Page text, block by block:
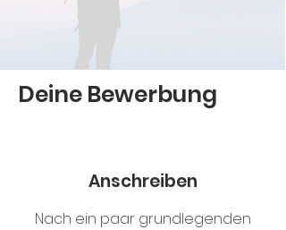
Deine Bewerbung
Anschreiben
Nach ein paar grundlegenden